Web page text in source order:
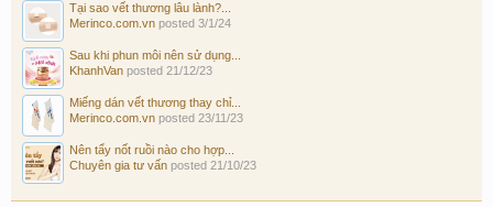
Tại sao vết thương lâu lành?...
Merinco.com.vn posted 3/1/24
Sau khi phun môi nên sử dụng...
KhanhVan posted 21/12/23
Miếng dán vết thương thay chỉ...
Merinco.com.vn posted 23/11/23
Nên tẩy nốt ruồi nào cho hợp...
Chuyên gia tư vấn posted 21/10/23